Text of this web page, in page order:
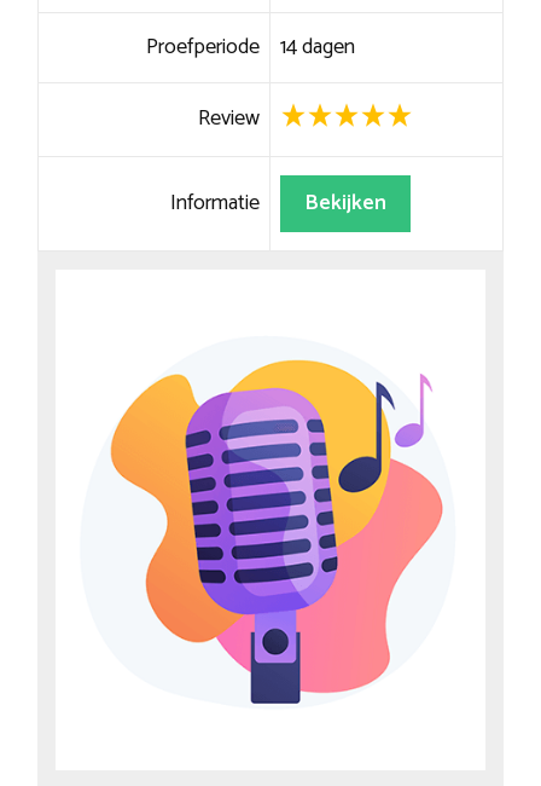
Proefperiode 14 dagen
Review
Informatie Bekijken